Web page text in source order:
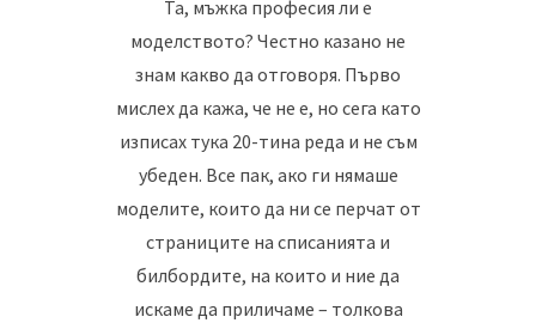
Та, мъжка професия ли е
моделството? Честно казано не
знам какво да отговоря. Първо
мислех да кажа, че не е, но сега като
изписах тука 20-тина реда и не съм
убеден. Все пак, ако ги нямаше
моделите, които да ни се перчат от
страниците на списанията и
билбордите, на които и ние да
искаме да приличаме – толкова